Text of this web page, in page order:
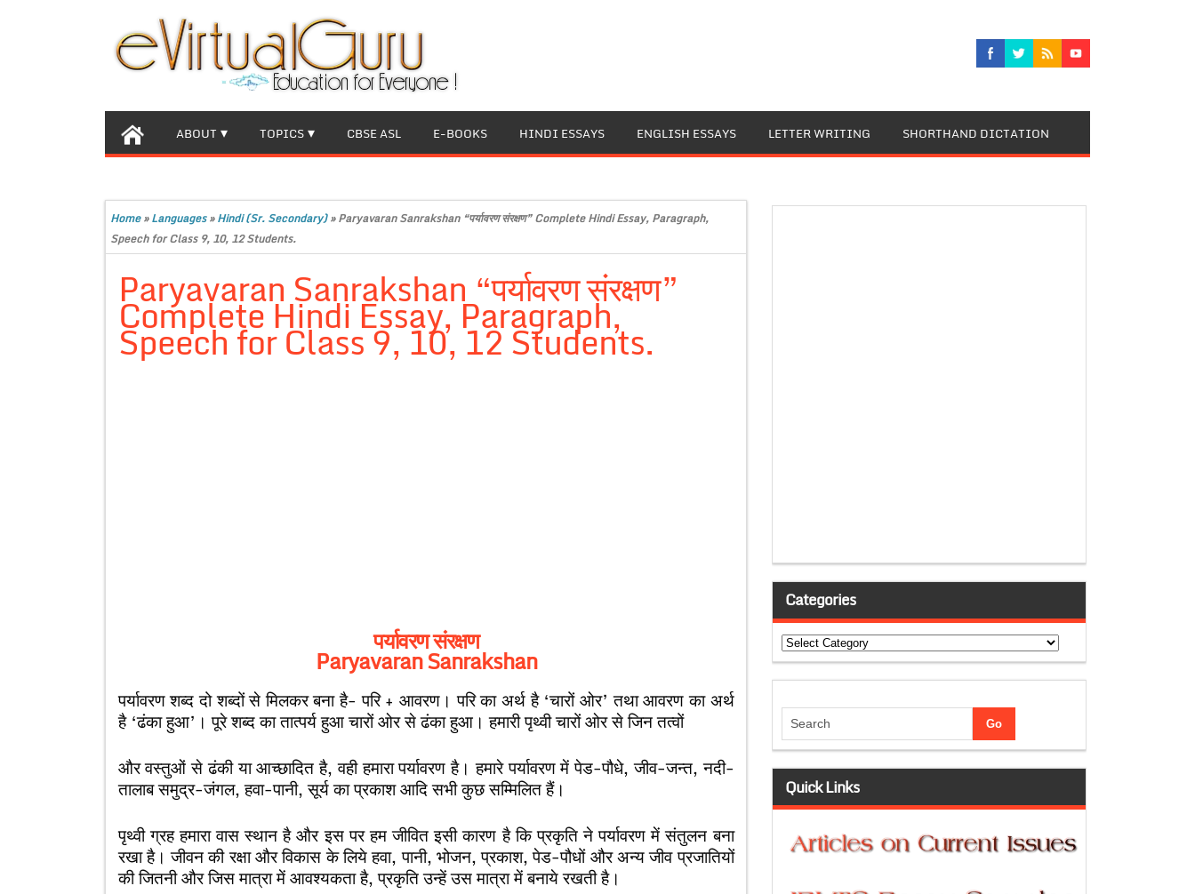
ABOUT TOPICS CBSE ASL E-BOOKS HINDI ESSAYS ENGLISH ESSAYS LETTER WRITING SHORTHAND DICTATION
Home»Languages»Hindi (Sr. Secondary)»Paryavaran Sanrakshan “पर्यावरण संरक्षण” Complete Hindi Essay, Paragraph,
Speech for Class 9, 10, 12 Students.
Paryavaran Sanrakshan “पर्यावरण संरक्षण”
Complete Hindi Essay, Paragraph,
Speech for Class 9, 10, 12 Students.
पर्यावरण संरक्षण
Paryavaran Sanrakshan
पर्यावरण शब्द दो शब्दों से मिलकर बना है- परि + आवरण। परि का अर्थ है ‘चारों ओर’ तथा आवरण का अर्थ
है ‘ढंका हुआ’। पूरे शब्द का तात्पर्य हुआ चारों ओर से ढंका हुआ। हमारी पृथ्वी चारों ओर से जिन तत्वों
और वस्तुओं से ढंकी या आच्छादित है, वही हमारा पर्यावरण है। हमारे पर्यावरण में पेड-पौधे, जीव-जन्त, नदी-
तालाब समुद्र-जंगल, हवा-पानी, सूर्य का प्रकाश आदि सभी कुछ सम्मिलित हैं।
पृथ्वी ग्रह हमारा वास स्थान है और इस पर हम जीवित इसी कारण है कि प्रकृति ने पर्यावरण में संतुलन बना
रखा है। जीवन की रक्षा और विकास के लिये हवा, पानी, भोजन, प्रकाश, पेड-पौधों और अन्य जीव प्रजातियों
की जितनी और जिस मात्रा में आवश्यकता है, प्रकृति उन्हें उस मात्रा में बनाये रखती है।
Categories
Categories
Quick Links